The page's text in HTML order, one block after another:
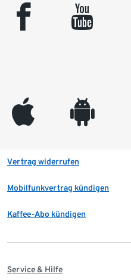
facebook youtube
appleinc android
Vertrag widerrufen
Mobilfunkvertrag kündigen
Kaffee-Abo kündigen
Service & Hilfe